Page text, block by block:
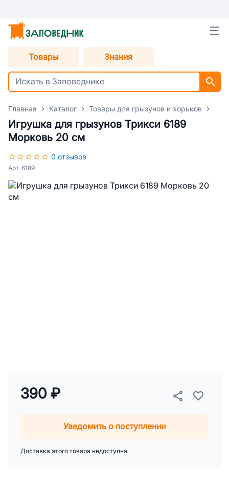
Товары Знания
Главная Каталог Товары для грызунов и хорьков
Игрушка для грызунов Трикси 6189
Морковь 20 см
0 отзывов
Арт. 6189
390 ₽
Уведомить о поступлении
Доставка этого товара недоступна